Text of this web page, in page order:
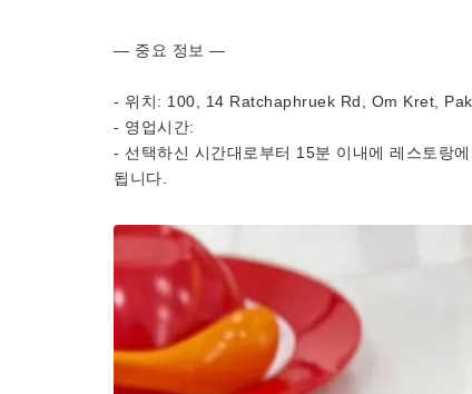
— 중요 정보 —
- 위치: 100, 14 Ratchaphruek Rd, Om Kret,
- 영업시간:
- 선택하신 시간대로부터 15분 이내에 레스토랑
됩니다.